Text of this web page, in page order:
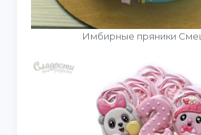
Имбирные пряники